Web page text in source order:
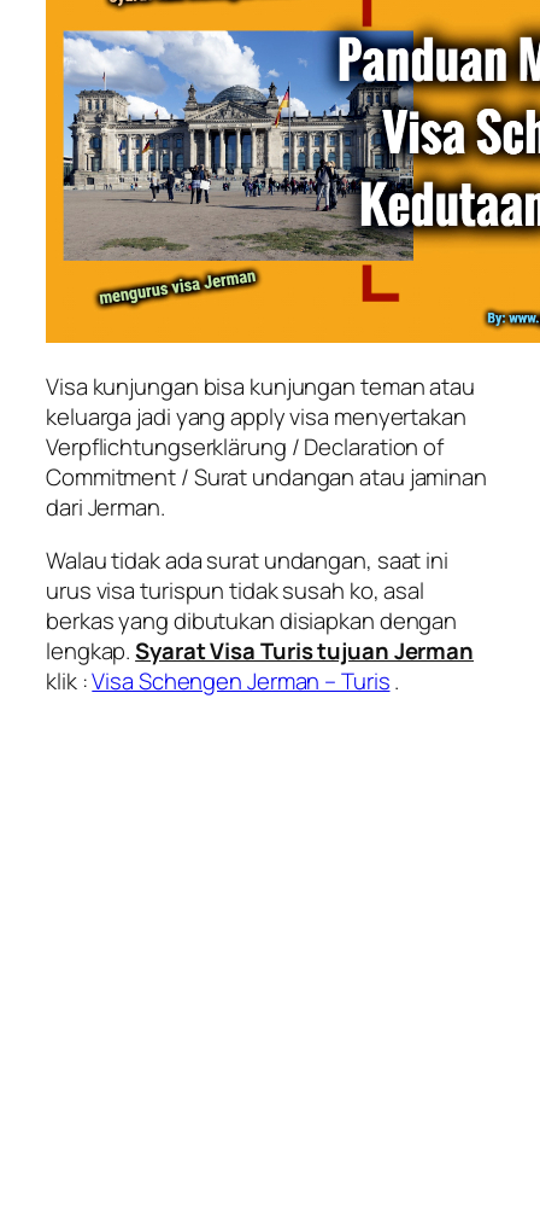
Visa kunjungan bisa kunjungan teman atau
keluarga jadi yang apply visa menyertakan
Verpflichtungserklärung / Declaration of
Commitment / Surat undangan atau jaminan
dari Jerman.
Walau tidak ada surat undangan, saat ini
urus visa turispun tidak susah ko, asal
berkas yang dibutukan disiapkan dengan
lengkap.Syarat Visa Turis tujuan Jerman
klik :Visa Schengen Jerman – Turis.